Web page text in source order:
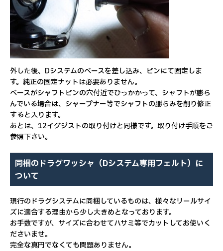
外した後、Dシステムのベースを差し込み、ピンにて固定しま
す。純正の固定ナットは必要ありません。
ベースがシャフトピンの穴付近でひっかかって、シャフトが膨ら
んでいる場合は、シャープナー等でシャフトの膨らみを削り修正
すると入ります。
あとは、12イグジストの取り付けと同様です。取り付け手順をご
参照下さい。
同梱のドラグワッシャ（Dシステム専用フェルト）に
ついて
現行のドラグシステムに同梱しているものは、様々なリールサイ
ズに適合する理由から少し大きめとなっております。
お手数ですが、サイズに合わせてハサミ等でカットしてお使いく
ださいませ。
完全な真円でなくても問題ありません。